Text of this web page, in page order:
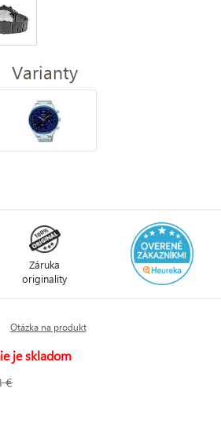
Varianty
Záruka
originality
Otázka na produkt
je skladom
€